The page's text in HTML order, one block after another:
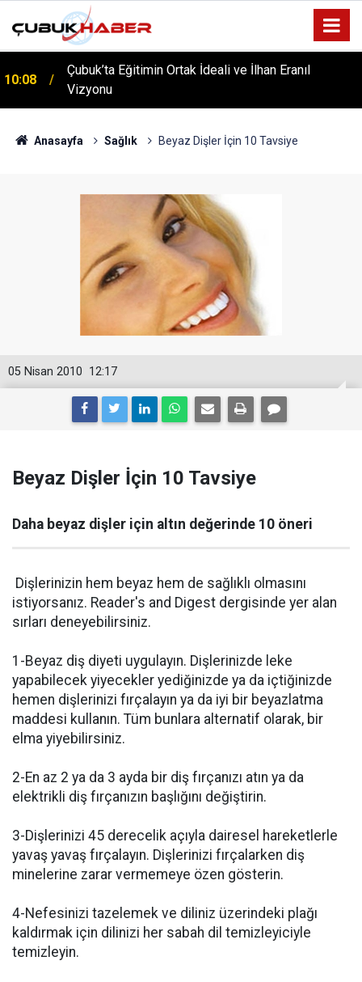
Çubuk’ta Eğitimin Ortak İdeali ve İlhan Eranıl
Vizyonu
12:06
ÇUBUK’TA ‘YAZA MERHABA’ COŞKUSU: Kursiyerler
Gönüllerince Eğlendi!
Anasayfa Sağlık Beyaz Dişler İçin 10 Tavsiye
12:17
05 Nisan 2010
Beyaz Dişler İçin 10 Tavsiye
Daha beyaz dişler için altın değerinde 10 öneri
Dişlerinizin hem beyaz hem de sağlıklı olmasını
istiyorsanız. Reader's and Digest dergisinde yer alan
sırları deneyebilirsiniz.
1-Beyaz diş diyeti uygulayın. Dişlerinizde leke
yapabilecek yiyecekler yediğinizde ya da içtiğinizde
hemen dişlerinizi fırçalayın ya da iyi bir beyazlatma
maddesi kullanın. Tüm bunlara alternatif olarak, bir
elma yiyebilirsiniz.
2-En az 2 ya da 3 ayda bir diş fırçanızı atın ya da
elektrikli diş fırçanızın başlığını değiştirin.
3-Dişlerinizi 45 derecelik açıyla dairesel hareketlerle
yavaş yavaş fırçalayın. Dişlerinizi fırçalarken diş
minelerine zarar vermemeye özen gösterin.
4-Nefesinizi tazelemek ve diliniz üzerindeki plağı
kaldırmak için dilinizi her sabah dil temizleyiciyle
temizleyin.